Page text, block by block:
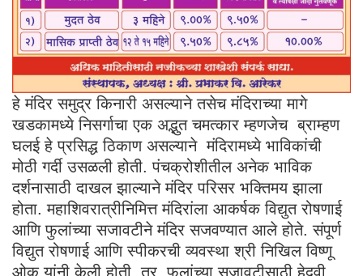
हे मंदिर समुद्र किनारी असल्याने तसेच मंदिराच्या मागे
खडकामध्ये निसर्गाचा एक अद्भुत चमत्कार म्हणजेच ब्राम्हण
घलई हे प्रसिद्ध ठिकाण असल्याने मंदिरामध्ये भाविकांची
मोठी गर्दी उसळली होती. पंचक्रोशीतील अनेक भाविक
दर्शनासाठी दाखल झाल्याने मंदिर परिसर भक्तिमय झाला
होता. महाशिवरात्रीनिमित्त मंदिरांला आकर्षक विद्युत रोषणाई
आणि फुलांच्या सजावटीने मंदिर सजवण्यात आले होते. संपूर्ण
विद्युत रोषणाई आणि स्पीकरची व्यवस्था श्री निखिल विष्णू
ओक यांनी केली होती. तर फुलांच्या सजावटीसाठी हेदवी